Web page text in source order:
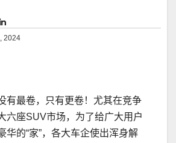
2024
有最卷，只有更卷！尤其在竞争
六座SUV市场，为了给广大用户
华的“家”，各大车企使出浑身解